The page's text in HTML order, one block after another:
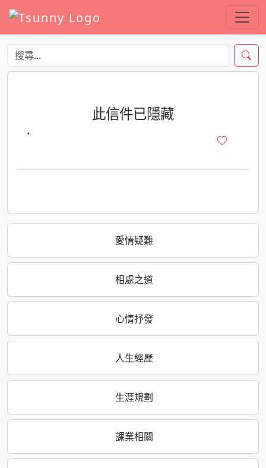
愛情疑難
相處之道
心情抒發
人生經歷
生涯規劃
課業相關
此信件已隱藏
·